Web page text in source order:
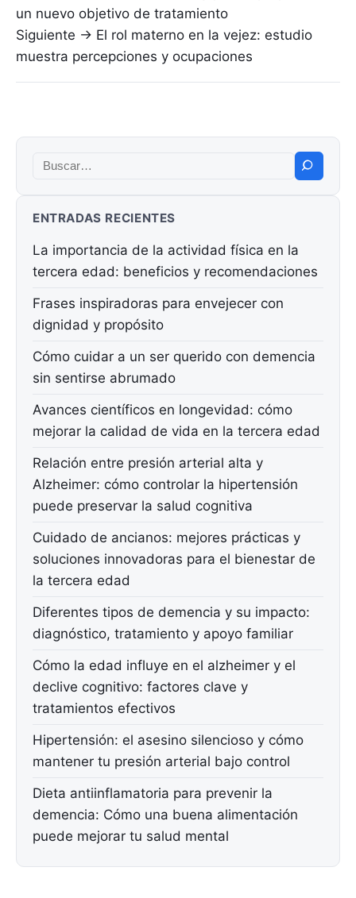
un nuevo objetivo de tratamiento
Siguiente → El rol materno en la vejez: estudio
muestra percepciones y ocupaciones
Buscar:
ENTRADAS RECIENTES
La importancia de la actividad física en la
tercera edad: beneficios y recomendaciones
Frases inspiradoras para envejecer con
dignidad y propósito
Cómo cuidar a un ser querido con demencia
sin sentirse abrumado
Avances científicos en longevidad: cómo
mejorar la calidad de vida en la tercera edad
Relación entre presión arterial alta y
Alzheimer: cómo controlar la hipertensión
puede preservar la salud cognitiva
Cuidado de ancianos: mejores prácticas y
soluciones innovadoras para el bienestar de
la tercera edad
Diferentes tipos de demencia y su impacto:
diagnóstico, tratamiento y apoyo familiar
Cómo la edad influye en el alzheimer y el
declive cognitivo: factores clave y
tratamientos efectivos
Hipertensión: el asesino silencioso y cómo
mantener tu presión arterial bajo control
Dieta antiinflamatoria para prevenir la
demencia: Cómo una buena alimentación
puede mejorar tu salud mental